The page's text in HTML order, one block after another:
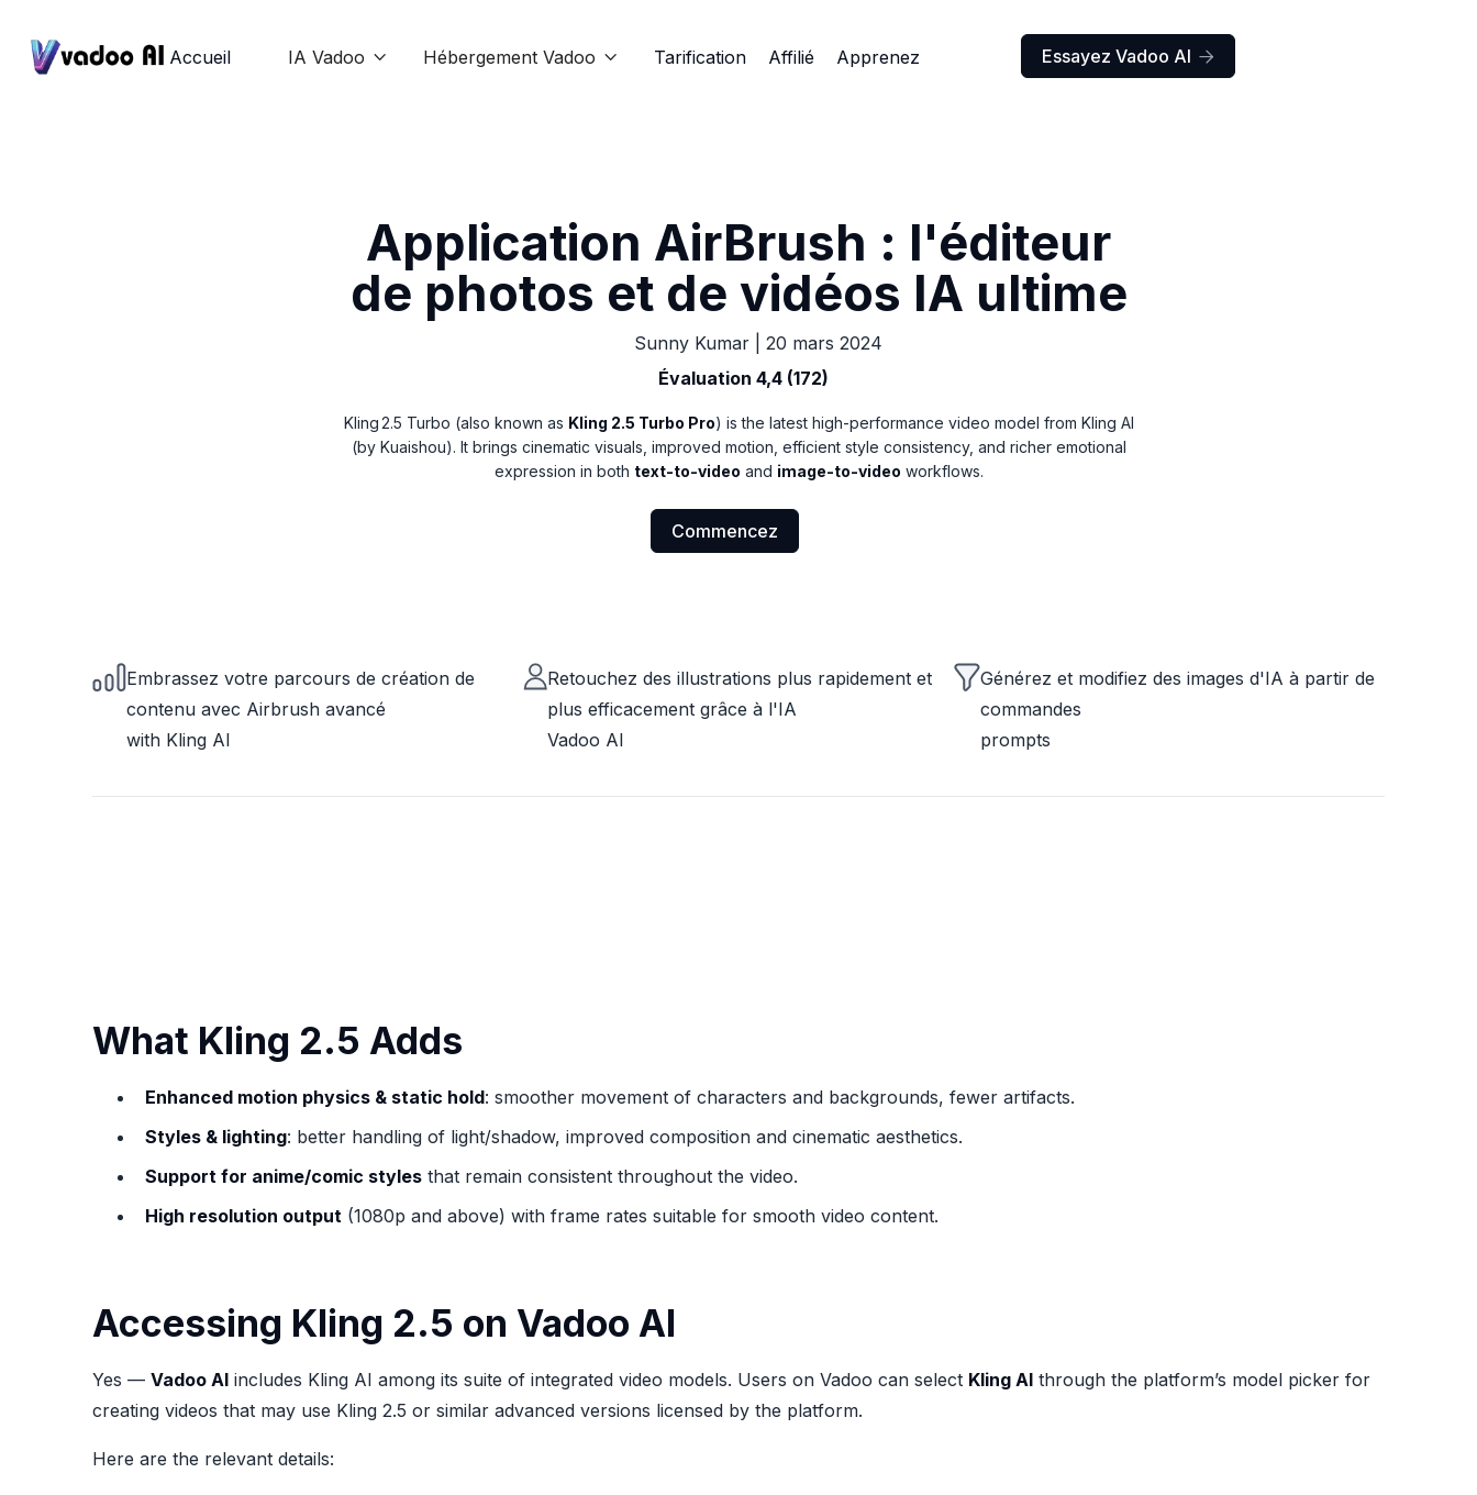
Accueil IA Vadoo  Hébergement Vadoo  Tarification Affilié Apprenez Essayez Vadoo AI 
Application AirBrush : l'éditeur
de photos et de vidéos IA ultime
Sunny Kumar
20 mars 2024
Évaluation 4,4 (172)
Kling 2.5 Turbo (also known as Kling 2.5 Turbo Pro) is the latest high-performance video model from Kling AI
(by Kuaishou). It brings cinematic visuals, improved motion, efficient style consistency, and richer emotional
expression in both text-to-video and image-to-video workflows.
Commencez
Embrassez votre parcours de création de
contenu avec Airbrush avancé
with Kling AI
Retouchez des illustrations plus rapidement et
plus efficacement grâce à l'IA
Vadoo AI
Générez et modifiez des images d'IA à partir de
commandes
prompts
What Kling 2.5 Adds
Enhanced motion physics & static hold: smoother movement of characters and backgrounds, fewer artifacts.
Styles & lighting: better handling of light/shadow, improved composition and cinematic aesthetics.
Support for anime/comic styles that remain consistent throughout the video.
High resolution output (1080p and above) with frame rates suitable for smooth video content.
Accessing Kling 2.5 on Vadoo AI
Yes — Vadoo AI includes Kling AI among its suite of integrated video models. Users on Vadoo can select Kling AI through the platform’s model picker for
creating videos that may use Kling 2.5 or similar advanced versions licensed by the platform.
Here are the relevant details: